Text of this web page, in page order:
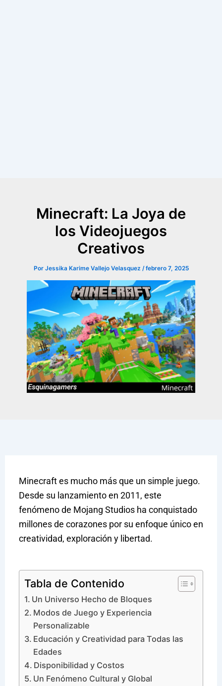
Minecraft: La Joya de
los Videojuegos
Creativos
Por Jessika Karime Vallejo Velasquez /febrero 7, 2025
Minecraft es mucho más que un simple juego.
Desde su lanzamiento en 2011, este
fenómeno de Mojang Studios ha conquistado
millones de corazones por su enfoque único en
creatividad, exploración y libertad.
Tabla de Contenido
Un Universo Hecho de Bloques
Modos de Juego y Experiencia
Personalizable
Educación y Creatividad para Todas las
Edades
Disponibilidad y Costos
Un Fenómeno Cultural y Global